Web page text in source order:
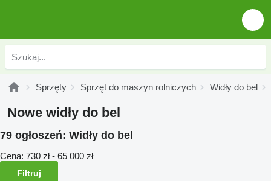
Sprzęty Sprzęt do maszyn rolniczych Widły do bel
Nowe widły do bel
79 ogłoszeń: Widły do bel
Cena: 730 zł - 65 000 zł
Filtruj